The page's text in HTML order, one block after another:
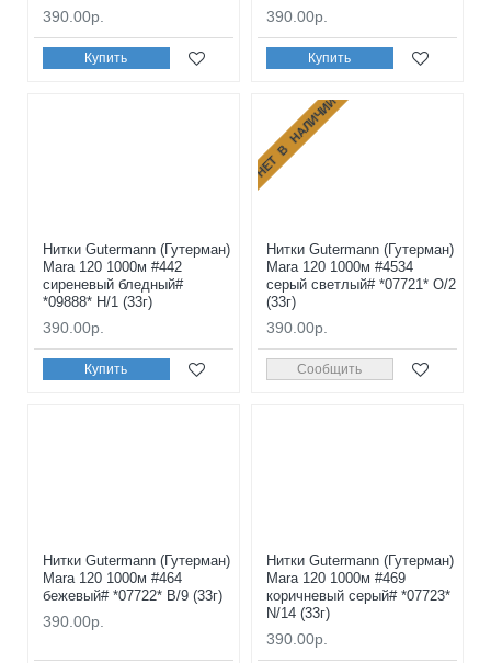
390.00р.
Купить
390.00р.
Купить
Нитки Gutermann (Гутерман)
Mara 120 1000м #442
сиреневый бледный#
*09888* H/1 (33г)
390.00р.
Купить
НЕТ В НАЛИЧИИ
Нитки Gutermann (Гутерман)
Mara 120 1000м #4534
серый светлый# *07721* O/2
(33г)
390.00р.
Сообщить
Нитки Gutermann (Гутерман)
Mara 120 1000м #464
бежевый# *07722* B/9 (33г)
390.00р.
Нитки Gutermann (Гутерман)
Mara 120 1000м #469
коричневый серый# *07723*
N/14 (33г)
390.00р.